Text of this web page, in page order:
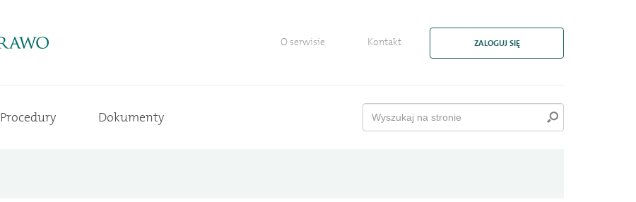
O serwisie Kontakt ZALOGUJ SIĘ
Procedury Dokumenty